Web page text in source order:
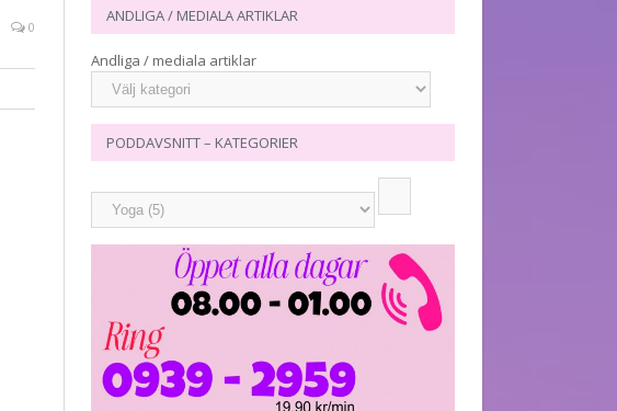
0
ANDLIGA / MEDIALA ARTIKLAR
Andliga / mediala artiklar
PODDAVSNITT – KATEGORIER